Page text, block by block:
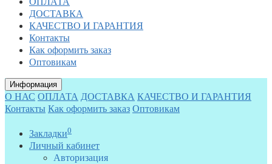
ДОСТАВКА
КАЧЕСТВО И ГАРАНТИЯ
Контакты
Как оформить заказ
Оптовикам
Информация
О НАС ОПЛАТА ДОСТАВКА КАЧЕСТВО И ГАРАНТИЯ
Контакты Как оформить заказ Оптовикам
Закладки0
Личный кабинет
Авторизация